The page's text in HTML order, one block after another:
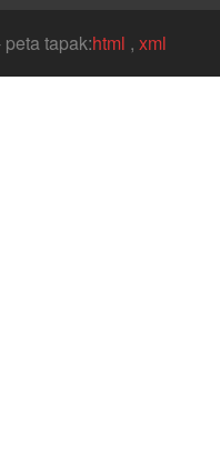
tapak:html , xml